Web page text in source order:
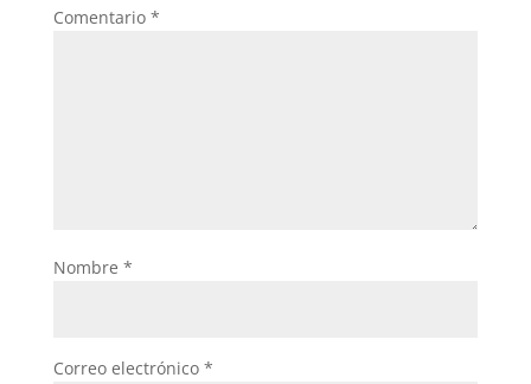
Comentario *
Nombre *
Correo electrónico *